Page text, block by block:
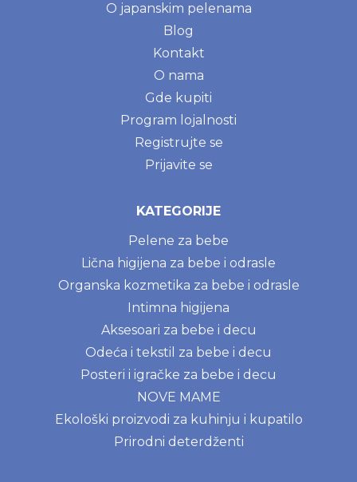
O japanskim pelenama
Blog
Kontakt
O nama
Gde kupiti
Program lojalnosti
Registrujte se
Prijavite se
KATEGORIJE
Pelene za bebe
Lična higijena za bebe i odrasle
Organska kozmetika za bebe i odrasle
Intimna higijena
Aksesoari za bebe i decu
Odeća i tekstil za bebe i decu
Posteri i igračke za bebe i decu
NOVE MAME
Ekološki proizvodi za kuhinju i kupatilo
Prirodni deterdženti